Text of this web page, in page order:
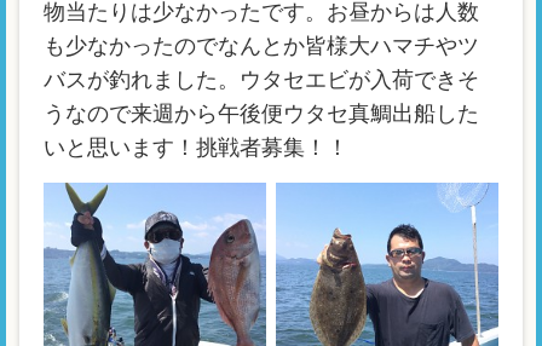
物当たりは少なかったです。お昼からは人数
も少なかったのでなんとか皆様大ハマチやツ
バスが釣れました。ウタセエビが入荷できそ
うなので来週から午後便ウタセ真鯛出船した
いと思います！挑戦者募集！！